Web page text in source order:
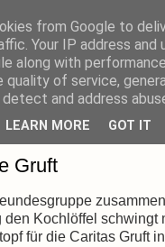
von unterwegs &
Gruft
den Kochlöffel schwingt
für die Caritas Gruft
from Google to
Your IP address and
along with
quality of service,
and address
LEARN MORE GOT IT